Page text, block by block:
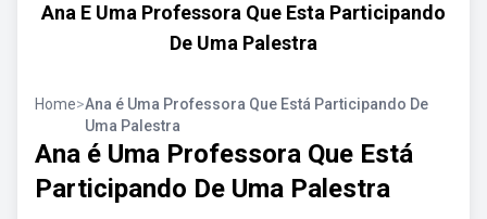
Ana E Uma Professora Que Esta Participando
De Uma Palestra
Home>Ana é Uma Professora Que Está Participando De
Uma Palestra
Ana é Uma Professora Que Está
Participando De Uma Palestra